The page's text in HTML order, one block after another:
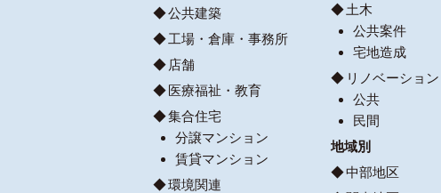
公共建築
工場・倉庫・事務所
店舗
医療福祉・教育
集合住宅
分譲マンション
賃貸マンション
環境関連
土木
公共案件
宅地造成
リノベーショ
公共
民間
地域別
中部地区